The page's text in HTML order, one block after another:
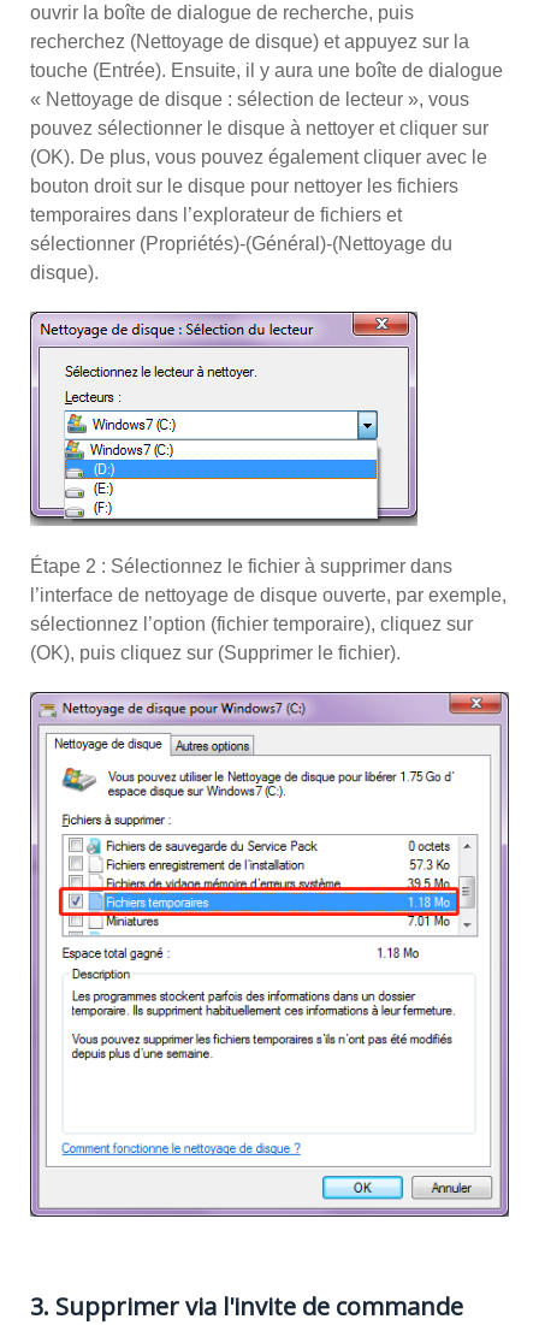
ouvrir la boîte de dialogue de recherche, puis
recherchez (Nettoyage de disque) et appuyez sur la
touche (Entrée). Ensuite, il y aura une boîte de dialogue
« Nettoyage de disque : sélection de lecteur », vous
pouvez sélectionner le disque à nettoyer et cliquer sur
(OK). De plus, vous pouvez également cliquer avec le
bouton droit sur le disque pour nettoyer les fichiers
temporaires dans l’explorateur de fichiers et
sélectionner (Propriétés)-(Général)-(Nettoyage du
disque).
Étape 2 : Sélectionnez le fichier à supprimer dans
l’interface de nettoyage de disque ouverte, par exemple,
sélectionnez l’option (fichier temporaire), cliquez sur
(OK), puis cliquez sur (Supprimer le fichier).
3. Supprimer via l'invite de commande